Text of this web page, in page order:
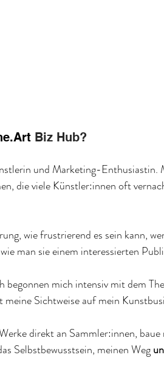
Biz Hub?
und Marketing-Enthusiastin.
die viele Künstler:innen oft
wie frustrierend es sein kann,
man sie einem interessierten
begonnen mich intensiv mit dem
Sichtweise auf mein
direkt an Sammler:innen,
Selbstbewusstsein, meinen Weg